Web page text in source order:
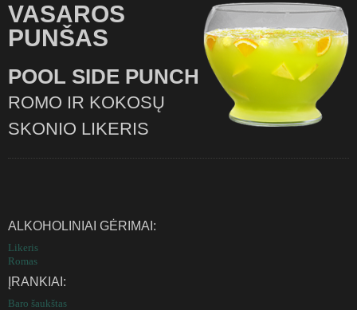
VASAROS
PUNŠAS
POOL SIDE PUNCH
ROMO IR KOKOSŲ
SKONIO LIKERIS
ALKOHOLINIAI GĖRIMAI:
Likeris
Romas
ĮRANKIAI:
Baro šaukštas